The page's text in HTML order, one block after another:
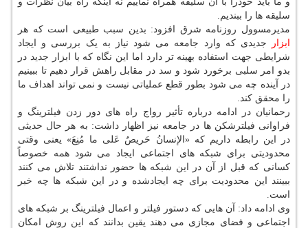
سلیقه ها را ببندیم.
مدیرمسوول روزنامه شرق افزود: بدین سبب طبیعی است که هر
ابزار
جدیدی که وارد جامعه می شود نیاز به یک بررسی و ایجاد
شرایطی جهت استفاده بهینه تر دارد اما این نگاه که با ابزار جدید در
بدو امر سلبی برخورد شود و سد در مقابل راهش قرار دهیم تا ببینیم
در آینده چه می شود بطور قطع عملیاتی نیست و نمی تواند اهداف ما
را محقق کند.
رحمانیان در ادامه درباره تأثیر رواج راه های دور زدن فیلترینگ و
فراوانی فیلترشکن ها در جامعه نیز اظهار داشت: به هر حال حدیثی
در این رابطه داریم که «الإنسانُ حَریصٌ عَلی ما مُنِعَ» یعنی وقتی
محدودیتی برای شبکه های اجتماعی ایجاد می شود همه خصوصاً
کسانی که قبل از آن در این شبکه ها حضور نداشتند تلاش می کنند
ببینند این محدودیت برای چه ایجادشده و در این شبکه ها چه خبر
است.
وی ادامه داد: آن هایی که دستور فیلتر و اعمال فیلترینگ بر شبکه های
اجتماعی و فضای مجازی می دهند یقین بدانند که این روش امکان